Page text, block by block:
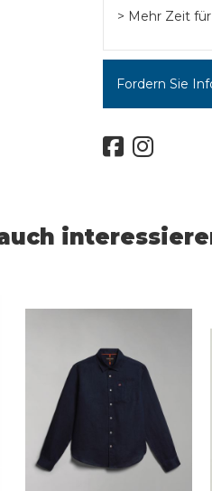
> Mehr Zeit
Fordern Sie